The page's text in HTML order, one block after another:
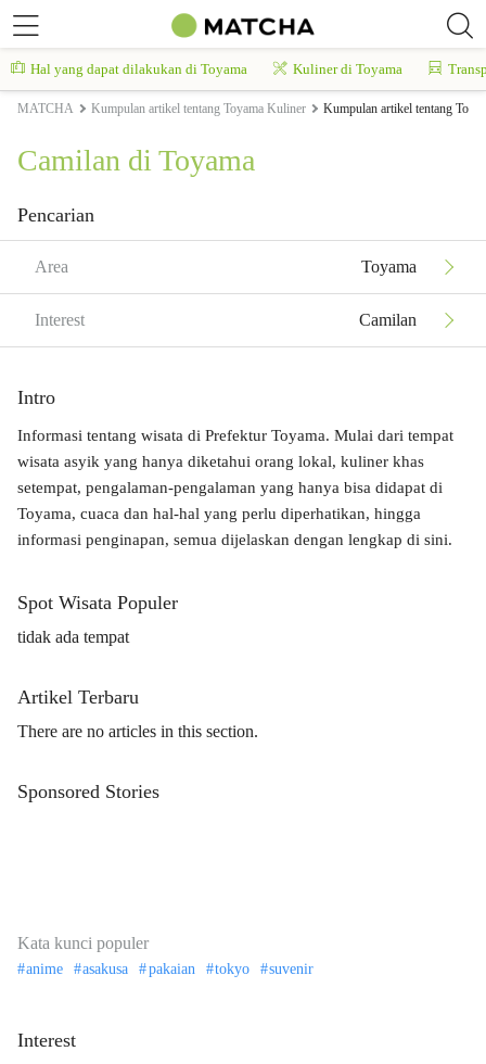
Hal yang dapat dilakukan di Toyama Kuliner di Toyama
MATCHA Kumpulan artikel tentang Toyama Kuliner Kumpulan artikel tentang
Camilan di Toyama
Pencarian
Area Toyama
Interest Camilan
Intro
Informasi tentang wisata di Prefektur Toyama. Mulai dari tempat
wisata asyik yang hanya diketahui orang lokal, kuliner khas
setempat, pengalaman-pengalaman yang hanya bisa didapat di
Toyama, cuaca dan hal-hal yang perlu diperhatikan, hingga
informasi penginapan, semua dijelaskan dengan lengkap di sini.
Spot Wisata Populer
tidak ada tempat
Artikel Terbaru
There are no articles in this section.
Sponsored Stories
Kata kunci populer
anime asakusa pakaian tokyo suvenir
Interest